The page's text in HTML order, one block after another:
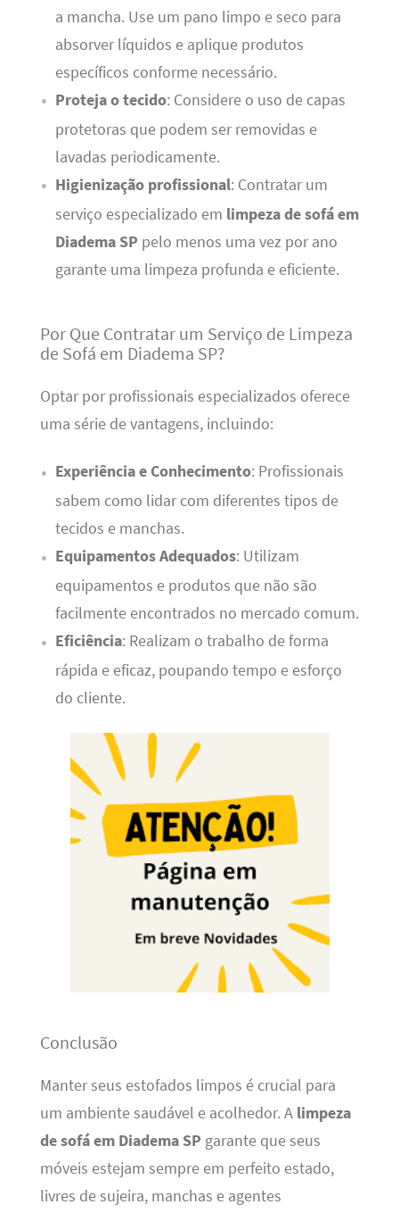
a mancha. Use um pano limpo e seco para
absorver líquidos e aplique produtos
específicos conforme necessário.
Proteja o tecido: Considere o uso de capas
protetoras que podem ser removidas e
lavadas periodicamente.
Higienização profissional: Contratar um
serviço especializado em limpeza de sofá em
Diadema SP pelo menos uma vez por ano
garante uma limpeza profunda e eficiente.
Por Que Contratar um Serviço de Limpeza
de Sofá em Diadema SP?
Optar por profissionais especializados oferece
uma série de vantagens, incluindo:
Experiência e Conhecimento: Profissionais
sabem como lidar com diferentes tipos de
tecidos e manchas.
Equipamentos Adequados: Utilizam
equipamentos e produtos que não são
facilmente encontrados no mercado comum.
Eficiência: Realizam o trabalho de forma
rápida e eficaz, poupando tempo e esforço
do cliente.
Conclusão
Manter seus estofados limpos é crucial para
um ambiente saudável e acolhedor. A limpeza
de sofá em Diadema SP garante que seus
móveis estejam sempre em perfeito estado,
livres de sujeira, manchas e agentes